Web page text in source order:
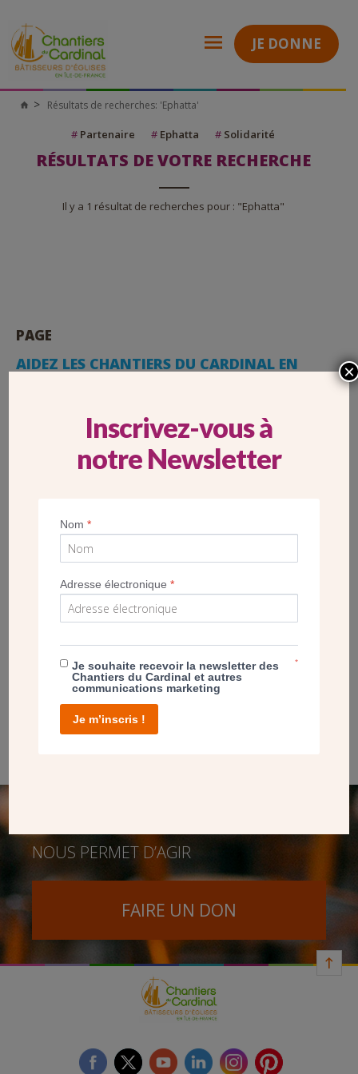
JE DONNE
Chantiers
Résultats de recherches: 'Ephatta'
# Partenaire # Ephatta # Solidarité
RÉSULTATS DE VOTRE RECHERCHE
Il y a 1 résultat de recherches pour : "Ephatta"
PAGE
AIDEZ LES CHANTIERS DU CARDINAL EN
Les Chantiers du Cardinal sont partenaires d’Ephatta
premier site d’hospitalité chrétienne. En voyageant ou en
proposant un hébergement avec le site internet, vous
pouvez apporter une contribution financière aux Chantiers
NOUS PERMET D’AGIR
FAIRE UN DON
Inscrivez-vous à
notre Newsletter
Nom*
Adresse électronique*
Je souhaite recevoir la newsletter des
Chantiers du Cardinal et autres
communications marketing
*
Je m’inscris !
×